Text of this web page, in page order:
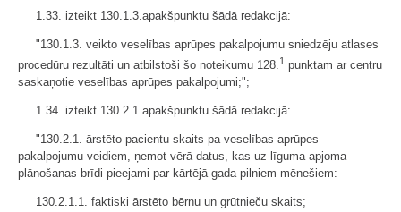
1.33. izteikt 130.1.3.apakšpunktu šādā redakcijā:
"130.1.3. veikto veselības aprūpes pakalpojumu sniedzēju atlases
procedūru rezultāti un atbilstoši šo noteikumu 128. 1 punktam ar centru
saskaņotie veselības aprūpes pakalpojumi;";
1.34. izteikt 130.2.1.apakšpunktu šādā redakcijā:
"130.2.1. ārstēto pacientu skaits pa veselības aprūpes
pakalpojumu veidiem, ņemot vērā datus, kas uz līguma apjoma
plānošanas brīdi pieejami par kārtējā gada pilniem mēnešiem:
130.2.1.1. faktiski ārstēto bērnu un grūtnieču skaits;